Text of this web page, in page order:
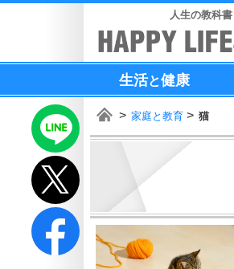
人生の教科書
生活と健康
家庭と教育 猫